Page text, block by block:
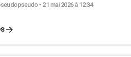
- 21 mai 2026 à 12:34